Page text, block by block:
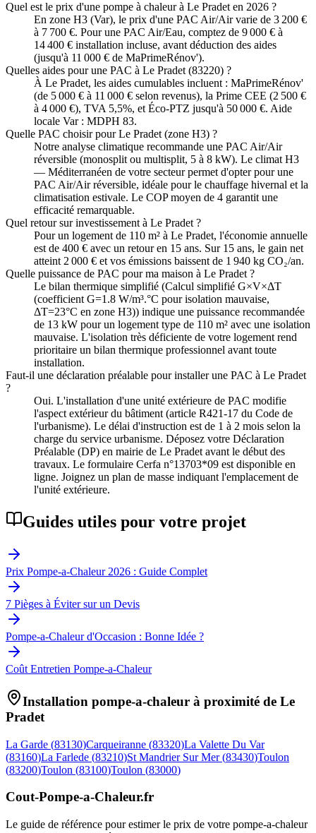
Quel est le prix d'une pompe à chaleur à Le Pradet en 2026 ?
En zone H3 (Var), le prix d'une PAC Air/Air varie de 3 200 €
à 7 700 €. Pour une PAC Air/Eau, comptez de 9 000 € à
14 400 € installation incluse, avant déduction des aides
(jusqu'à 11 000 € de MaPrimeRénov').
Quelles aides pour une PAC à Le Pradet (83220) ?
À Le Pradet, les aides cumulables incluent : MaPrimeRénov'
(de 5 000 € à 11 000 € selon revenus), la Prime CEE (2 500 €
à 4 000 €), TVA 5,5%, et Éco-PTZ jusqu'à 50 000 €. Aide
locale Var : MDPH 83.
Quelle PAC choisir pour Le Pradet (zone H3) ?
Notre analyse climatique recommande une PAC Air/Air
réversible (monosplit ou multisplit, 5 à 8 kW). Le climat H3
— Méditerranéen de votre secteur permet d'opter pour une
PAC Air/Air réversible, idéale pour le chauffage hivernal et la
climatisation estivale. Le COP moyen de 4 garantit une
efficacité remarquable.
Quel retour sur investissement à Le Pradet ?
Pour un logement de 110 m² à Le Pradet, l'économie annuelle
est de 400 € avec un retour en 15 ans. Sur 15 ans, le gain net
atteint 2 000 € et vos émissions baissent de 1 940 kg CO₂/an.
Quelle puissance de PAC pour ma maison à Le Pradet ?
Le bilan thermique simplifié (Calcul simplifié G×V×ΔT
(coefficient G=1.8 W/m³.°C pour isolation mauvaise,
ΔT=23°C en zone H3)) indique une puissance recommandée
de 13 kW pour un logement type de 110 m² avec une isolation
mauvaise. L'isolation très déficiente de votre logement rend
prioritaire un bilan thermique professionnel avant toute
installation.
Faut-il une déclaration préalable pour installer une PAC à Le Pradet
?
Oui. L'installation d'une unité extérieure de PAC modifie
l'aspect extérieur du bâtiment (article R421-17 du Code de
l'urbanisme). Le délai d'instruction est de 1 à 2 mois selon la
charge du service urbanisme. Déposez votre Déclaration
Préalable (DP) en mairie de Le Pradet avant le début des
travaux. Le formulaire Cerfa n°13703*09 est disponible en
ligne. Joignez un plan de masse indiquant l'emplacement de
l'unité extérieure.
Guides utiles pour votre projet
Prix Pompe-a-Chaleur 2026 : Guide Complet
7 Pièges à Éviter sur un Devis
Pompe-a-Chaleur d'Occasion : Bonne Idée ?
Coût Entretien Pompe-a-Chaleur
Installation pompe-a-chaleur à proximité de Le
Pradet
La Garde (83130)Carqueiranne (83320)La Valette Du Var
(83160)La Farlede (83210)St Mandrier Sur Mer (83430)Toulon
(83200)Toulon (83100)Toulon (83000)
Cout-Pompe-a-Chaleur.fr
Le guide de référence pour estimer le prix de votre pompe-a-chaleur